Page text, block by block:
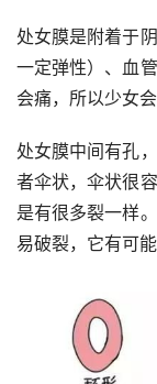
处女膜是附着于
一定弹性）、血
会痛，所以少女
处女膜中间有孔
者伞状，伞状很
是有很多裂一样
易破裂，它有可